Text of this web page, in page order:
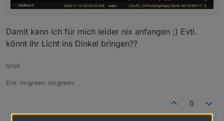
Damit kann ich für mich leider nix anfangen ;) Evtl.
könnt Ihr Licht ins Dinkel bringen??
Gruß
Erik :mrgreen: :mrgreen:
0